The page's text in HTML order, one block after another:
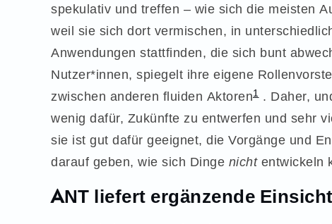
spekulativ und treffen – wie sich die meisten
weil sie sich dort vermischen, in
Anwendungen stattfinden, die sich bunt
Nutzer*innen, spiegelt ihre eigene
zwischen anderen fluiden Aktoren1. Daher,
wenig dafür, Zukünfte zu entwerfen und sehr
sie ist gut dafür geeignet, die Vorgänge und
darauf geben, wie sich Dinge nichtentwickeln
ANT liefert ergänzende